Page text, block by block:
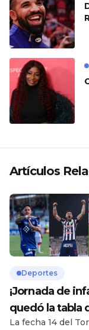
Artículos
Deportes
¡Jornada de
quedó la tabla
Liga 1 2026
La fecha 14 del